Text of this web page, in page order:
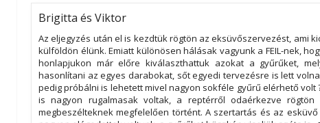
Brigitta és Viktor
Az eljegyzés után el is kezdtük rögtön az eksüvőszervezést, ami
külföldön élünk. Emiatt különösen hálásak vagyunk a FEIL-nek,
honlapjukon már előre kiválaszthattuk azokat a gyűrűket,
hasonlítani az egyes darabokat, sőt egyedi tervezésre is lett
pedig próbálni is lehetett mivel nagyon sokféle gyűrű elérhető volt
is nagyon rugalmasak voltak, a reptérről odaérkezve
megbeszélteknek megfelelően történt. A szertartás és az